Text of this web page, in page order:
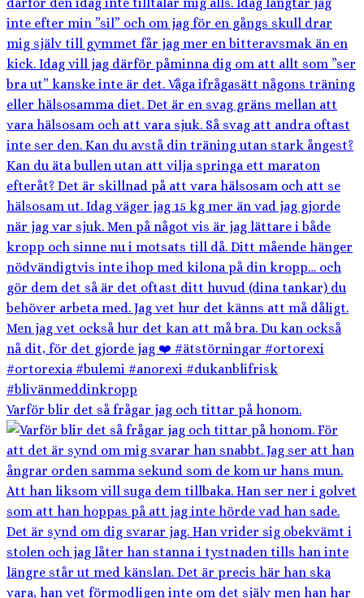
Varför blir det så frågar jag och tittar på honom.